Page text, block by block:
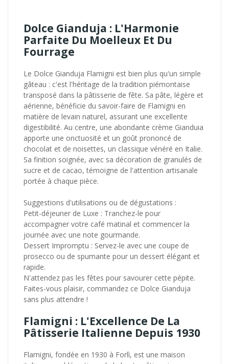
Dolce Gianduja : L'Harmonie
Parfaite Du Moelleux Et Du
Fourrage
Le Dolce Gianduja Flamigni est bien plus qu'un simple
gâteau : c'est l'héritage de la tradition piémontaise
transposé dans la pâtisserie de fête. Sa pâte, légère et
aérienne, bénéficie du savoir-faire de Flamigni en
matière de levain naturel, assurant une excellente
digestibilité. Au centre, une abondante crème Gianduia
apporte une onctuosité et un goût prononcé de
chocolat et de noisettes, un classique vénéré en Italie.
Sa finition soignée, avec sa décoration de granulés de
sucre et de cacao, témoigne de l'attention artisanale
portée à chaque pièce.
Suggestions d'utilisations ou de dégustations :
Petit-déjeuner de Luxe : Tranchez-le pour
accompagner votre café matinal et commencer la
journée avec une note gourmande.
Dessert Impromptu : Servez-le avec une coupe de
prosecco ou de spumante pour un dessert élégant et
rapide.
N'attendez pas les fêtes pour savourer cette pépite.
Faites-vous plaisir, commandez ce Dolce Gianduja
sans plus attendre !
Flamigni : L'Excellence De La
Pâtisserie Italienne Depuis 1930
Flamigni, fondée en 1930 à Forlì, est une maison